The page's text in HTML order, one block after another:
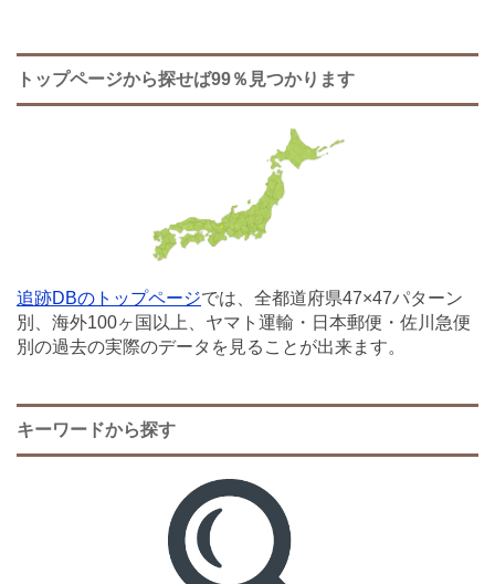
トップページから探せば99％見つかります
追跡DBのトップページでは、全都道府県47×47パターン
別、海外100ヶ国以上、ヤマト運輸・日本郵便・佐川急便
別の過去の実際のデータを見ることが出来ます。
キーワードから探す